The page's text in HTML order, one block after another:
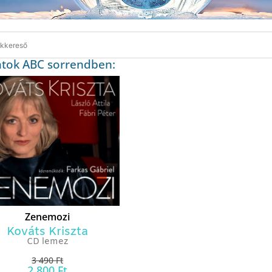
ABC sorrendben:
Zenemozi
Kováts Kriszta
CD lemez
3 490Ft